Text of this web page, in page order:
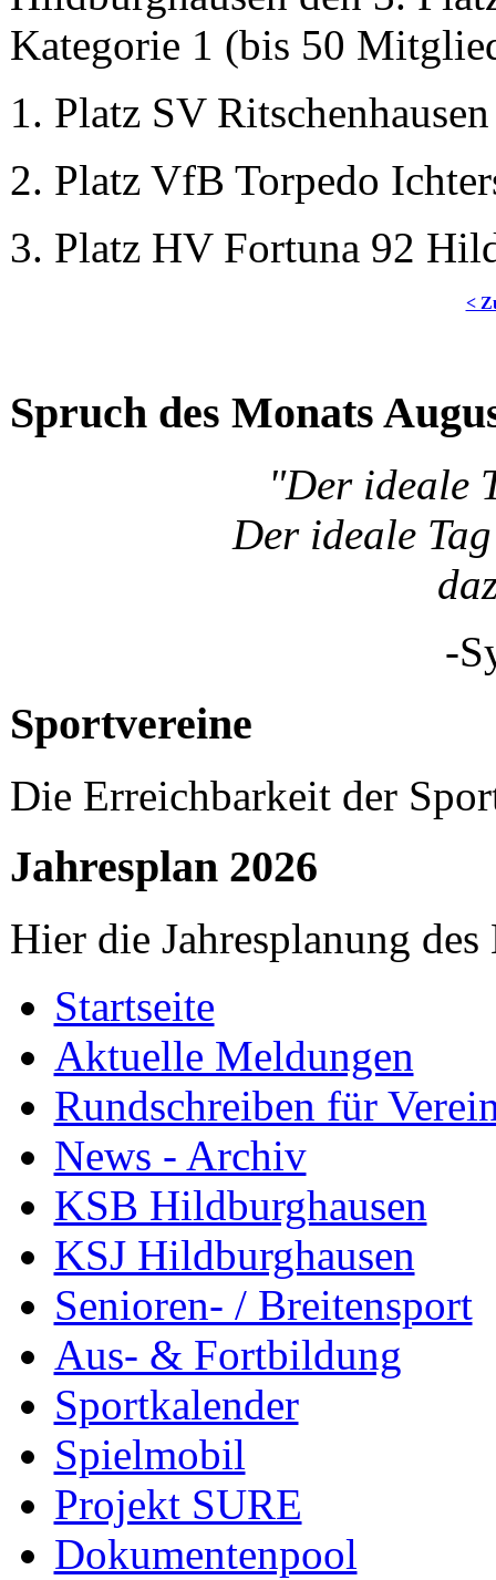
Kategorie 1 (bis 50
1. Platz SV
2. Platz VfB Torpedo
3. Platz HV Fortuna 92
<
Spruch des Monats
"Der ideale
Der ideale
-
Sportvereine
Die Erreichbarkeit der
Jahresplan 2026
Hier die Jahresplanung
Startseite
Aktuelle Meldungen
Rundschreiben für
News - Archiv
KSB Hildburghausen
KSJ Hildburghausen
Senioren- / Breitensport
Aus- & Fortbildung
Sportkalender
Spielmobil
Projekt SURE
Dokumentenpool